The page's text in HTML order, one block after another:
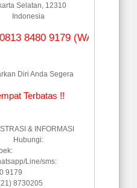
Selatan, 12310
Indonesia
9179 (WA & Line)
Diri Anda Segera
Terbatas !!
& INFORMASI
Hubungi:
Line/sms:
9179
8730205